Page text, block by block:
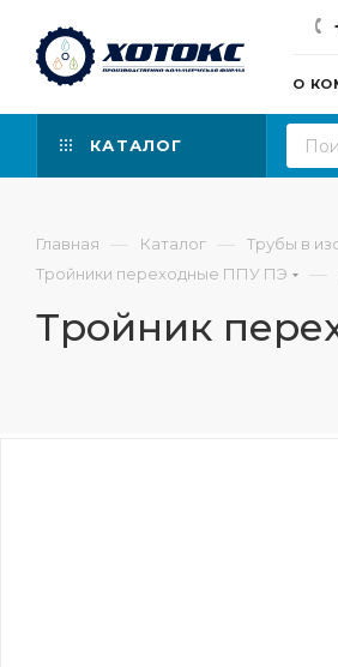
О
КАТАЛОГ
Главная — Каталог — Трубы в
Тройники переходные ППУ ПЭ —
Тройник